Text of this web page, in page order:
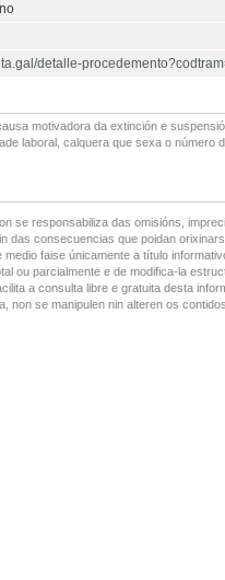
detalle-
motivadora da extinción e
laboral, calquera que sexa o número
se responsabiliza das omisións,
das consecuencias que poidan
medio faise únicamente a título
ou parcialmente e de modifica-la
a consulta libre e gratuita desta
non se manipulen nin alteren os